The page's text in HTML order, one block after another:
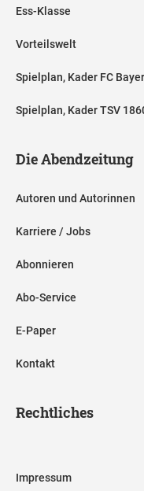
Ess-Klasse
Vorteilswelt
Spielplan, Kader FC
Spielplan, Kader TSV
Die Abendzeitung
Autoren und Autorinnen
Karriere / Jobs
Abonnieren
Abo-Service
E-Paper
Kontakt
Rechtliches
Impressum